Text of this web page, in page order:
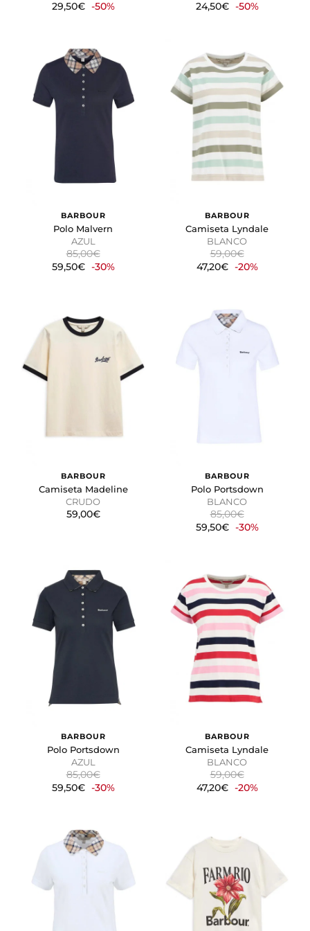
29,50€ -50% 24,50€ -50%
BARBOUR
Polo Malvern
AZUL
85,00€
59,50€ -30%
BARBOUR
Camiseta Lyndale
BLANCO
59,00€
47,20€ -20%
BARBOUR
Camiseta Madeline
CRUDO
59,00€
BARBOUR
Polo Portsdown
BLANCO
85,00€
59,50€ -30%
BARBOUR
Polo Portsdown
AZUL
85,00€
59,50€ -30%
BARBOUR
Camiseta Lyndale
BLANCO
59,00€
47,20€ -20%
CONFIGURACIÓN DE COOKIES
HABILITAR TODO RECHAZAR TODO